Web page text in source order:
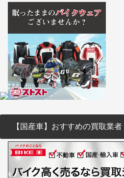
【国産車】おすすめの買取業者